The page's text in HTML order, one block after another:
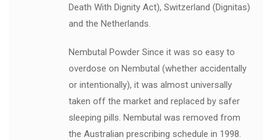
Death With Dignity Act), Switzerland (Dignitas)
and the Netherlands.
Nembutal Powder Since it was so easy to
overdose on Nembutal (whether accidentally
or intentionally), it was almost universally
taken off the market and replaced by safer
sleeping pills. Nembutal was removed from
the Australian prescribing schedule in 1998.